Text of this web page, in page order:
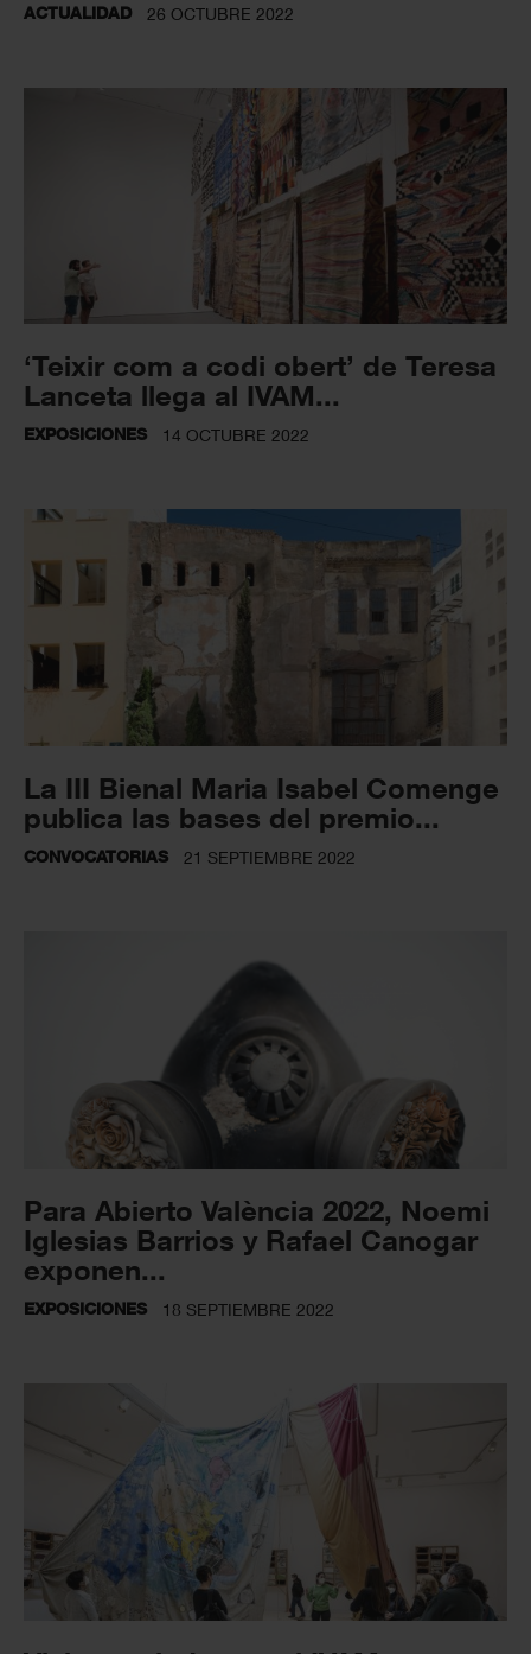
ACTUALIDAD 26 OCTUBRE 2022
‘Teixir com a codi obert’ de Teresa
Lanceta llega al IVAM...
EXPOSICIONES 14 OCTUBRE 2022
La III Bienal Maria Isabel Comenge
publica las bases del premio...
CONVOCATORIAS 21 SEPTIEMBRE 2022
Para Abierto València 2022, Noemi
Iglesias Barrios y Rafael Canogar
exponen...
EXPOSICIONES 18 SEPTIEMBRE 2022